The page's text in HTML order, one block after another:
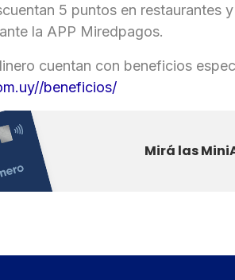
5 puntos en restaurantes
la APP Miredpagos.
cuentan con beneficios
beneficios/
Mirá las